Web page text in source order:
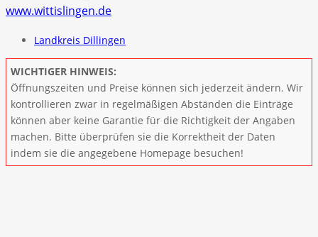
www.wittislingen.de
Landkreis Dillingen
WICHTIGER HINWEIS:
Öffnungszeiten und Preise können sich jederzeit ändern. Wir
kontrollieren zwar in regelmäßigen Abständen die Einträge
können aber keine Garantie für die Richtigkeit der Angaben
machen. Bitte überprüfen sie die Korrektheit der Daten
indem sie die angegebene Homepage besuchen!